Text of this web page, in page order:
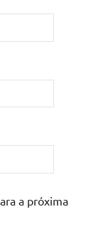
a próxima